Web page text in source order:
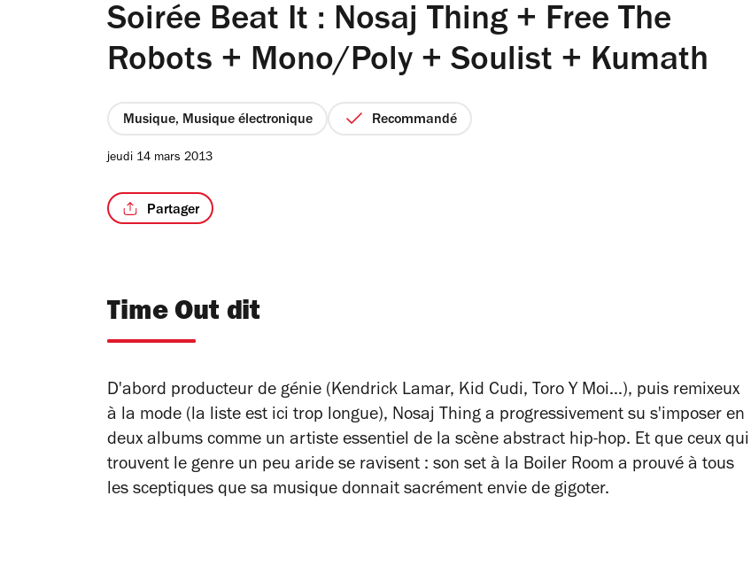
Soirée Beat It : Nosaj Thing + Free The
Robots + Mono/Poly + Soulist + Kumath
Musique, Musique électronique Recommandé
jeudi 14 mars 2013
Partager
Time Out dit
D'abord producteur de génie (Kendrick Lamar, Kid Cudi, Toro Y Moi…), puis remixeux
à la mode (la liste est ici trop longue), Nosaj Thing a progressivement su s'imposer en
deux albums comme un artiste essentiel de la scène abstract hip-hop. Et que ceux qui
trouvent le genre un peu aride se ravisent : son set à la Boiler Room a prouvé à tous
les sceptiques que sa musique donnait sacrément envie de gigoter.